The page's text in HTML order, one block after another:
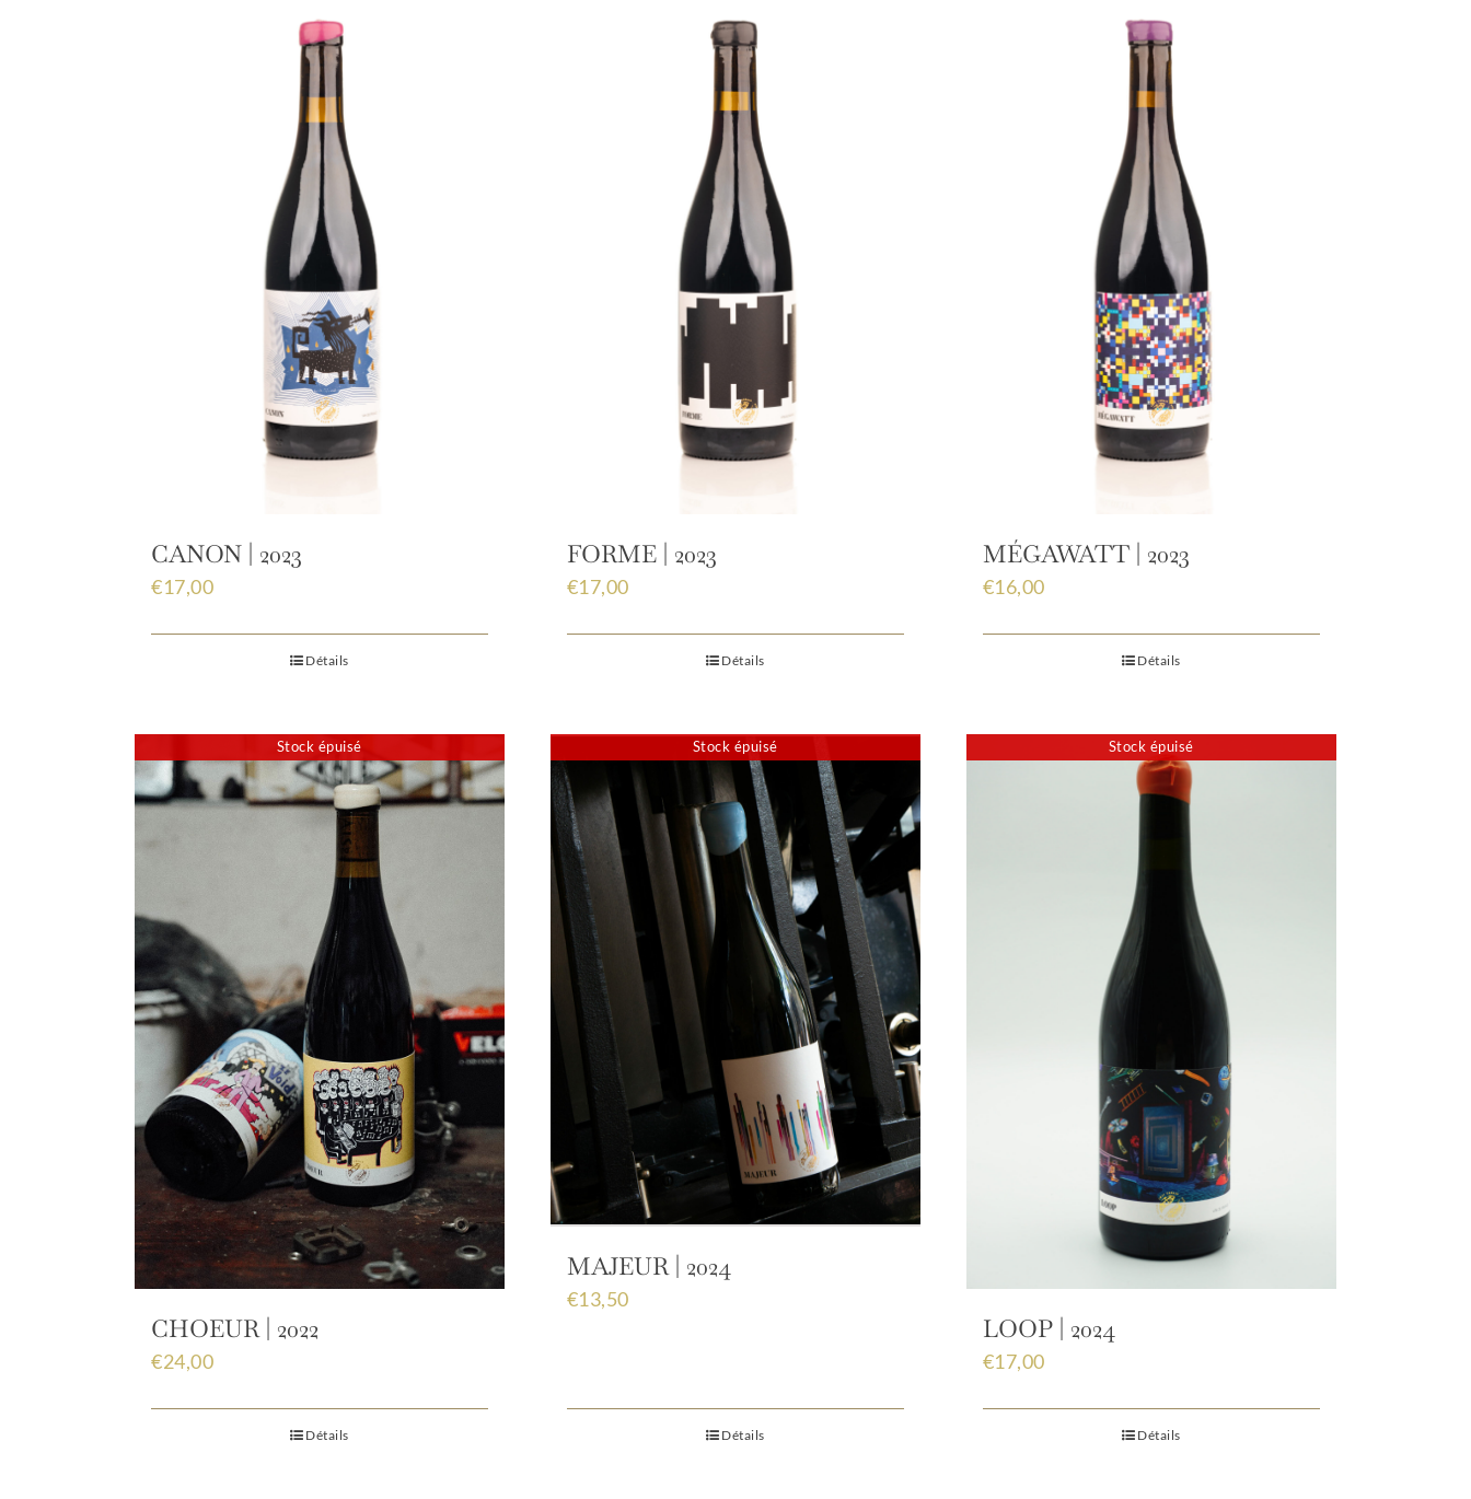
CANON | 2023
€17,00
Détails
FORME | 2023
€17,00
Détails
MÉGAWATT | 2023
€16,00
Détails
Stock épuisé
CHOEUR | 2022
€24,00
Détails
Stock épuisé
MAJEUR | 2024
€13,50
Détails
Stock épuisé
LOOP | 2024
€17,00
Détails